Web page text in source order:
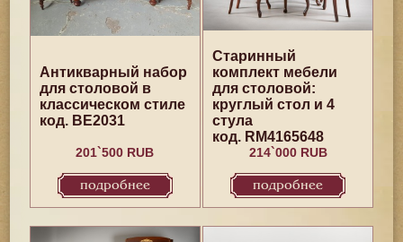
Антикварный набор
для столовой в
классическом стиле
код. BE2031
201`500 RUB
подробнее
Старинный
комплект мебели
для столовой:
круглый стол и 4
стула
код. RM4165648
214`000 RUB
подробнее